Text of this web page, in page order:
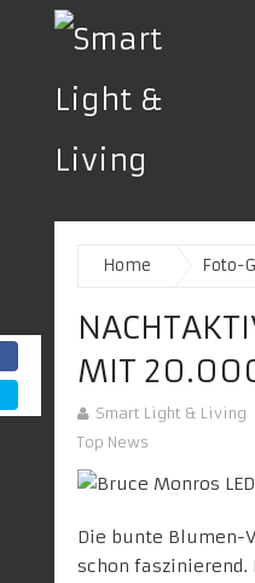
Home Foto-
MIT
Smart Light & Living
Top News
Die bunte Blumen-
schon